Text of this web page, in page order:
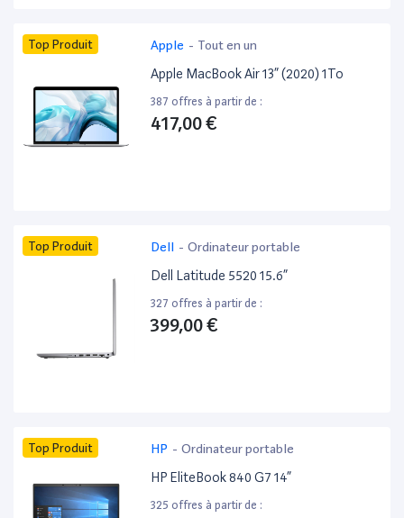
Top Produit Apple - Tout en un
Apple MacBook Air 13” (2020) 1To
387 offres à partir de :
417,00 €
Top Produit Dell - Ordinateur portable
Dell Latitude 5520 15.6”
327 offres à partir de :
399,00 €
Top Produit HP - Ordinateur portable
HP EliteBook 840 G7 14”
325 offres à partir de :